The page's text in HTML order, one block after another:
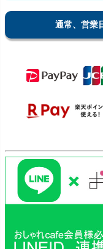
通常、営業